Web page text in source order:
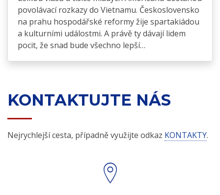
povolávací rozkazy do Vietnamu. Československo
na prahu hospodářské reformy žije spartakiádou
a kulturními událostmi. A právě ty dávají lidem
pocit, že snad bude všechno lepší…
KONTAKTUJTE NÁS
Nejrychlejší cesta, případně využijte odkaz KONTAKTY.